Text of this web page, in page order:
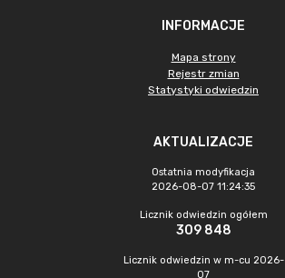
INFORMACJE
Mapa strony
Rejestr zmian
Statystyki odwiedzin
AKTUALIZACJE
Ostatnia modyfikacja
2026-08-07 11:24:35
Licznik odwiedzin ogółem
309 848
Licznik odwiedzin w m-cu 2026-
07